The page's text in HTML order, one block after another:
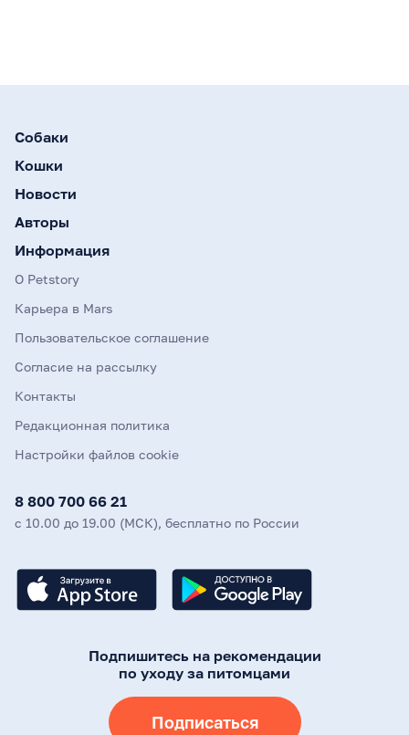
Собаки
Кошки
Новости
Авторы
Информация
О Petstory
Карьера в Mars
Пользовательское соглашение
Согласие на рассылку
Контакты
Редакционная политика
Настройки файлов cookie
8 800 700 66 21
с 10.00 до 19.00 (МСК), бесплатно по России
Подпишитесь на рекомендации
по уходу за питомцами
Подписаться